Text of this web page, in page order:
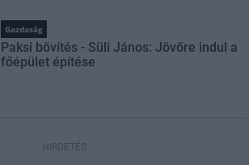
Gazdaság
Paksi bővítés - Süli János: Jövőre indul a
főépület építése
HIRDETÉS